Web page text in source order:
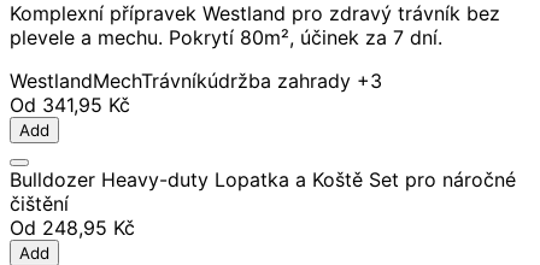
Komplexní přípravek Westland pro zdravý trávník bez
plevele a mechu. Pokrytí 80m², účinek za 7 dní.
WestlandMechTrávníkúdržba zahrady +3
Od 341,95 Kč
Add
Bulldozer Heavy-duty Lopatka a Koště Set pro náročné
čištění
Od 248,95 Kč
Add